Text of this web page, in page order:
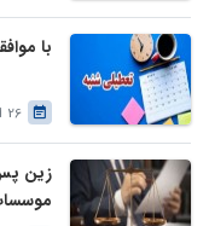
با
26 اردیبهشت 1403
زین